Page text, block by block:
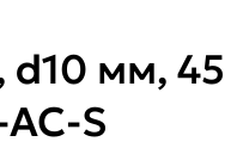
S